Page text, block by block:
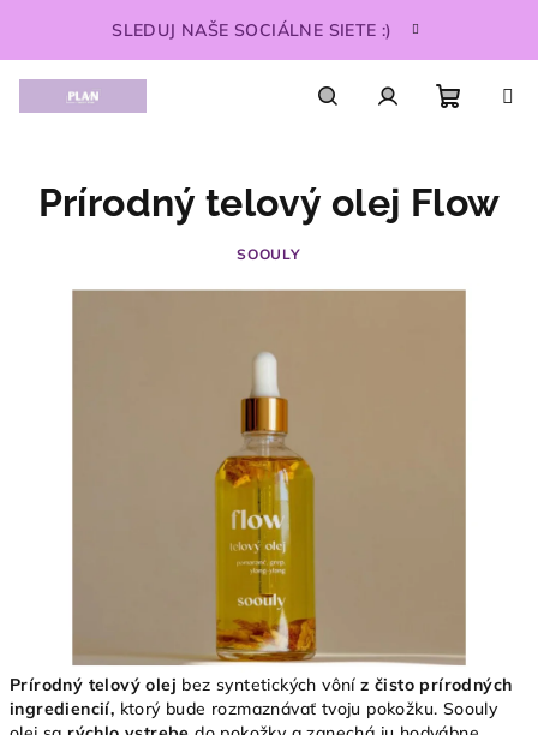
obsah
SLEDUJ NAŠE SOCIÁLNE SIETE :)
košík
Prírodný telový olej bez syntetických vôní zčisto prírodných
ingrediencií, ktorý bude rozmaznávať tvoju pokožku. Soouly
Prírodný telový olej Flow
SOOULY